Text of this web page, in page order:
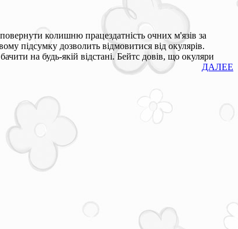
колишню працездатність очних м'язів за
підсумку дозволить відмовитися від окулярів.
на будь-якій відстані. Бейтс довів, що окуляри
ДАЛЕЕ